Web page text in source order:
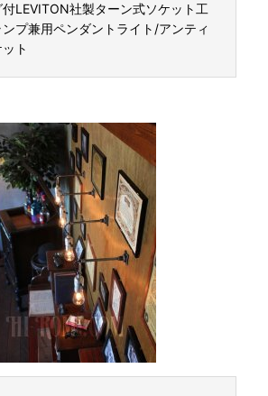
LEVITON社製ターン式ソケット工
プ兼用ペンダントライト/アンティ
ト